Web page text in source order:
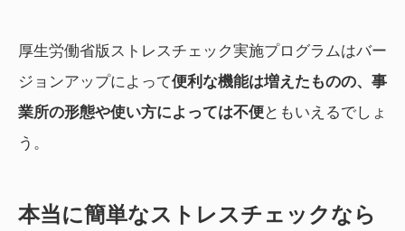
厚生労働省版ストレスチェック実施プログラムはバー
ジョンアップによって便利な機能は増えたものの、事
業所の形態や使い方によっては不便ともいえるでしょ
う。
本当に簡単なストレスチェックなら